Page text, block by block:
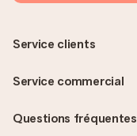
Questions fréquentes
Service clients
Service commercial